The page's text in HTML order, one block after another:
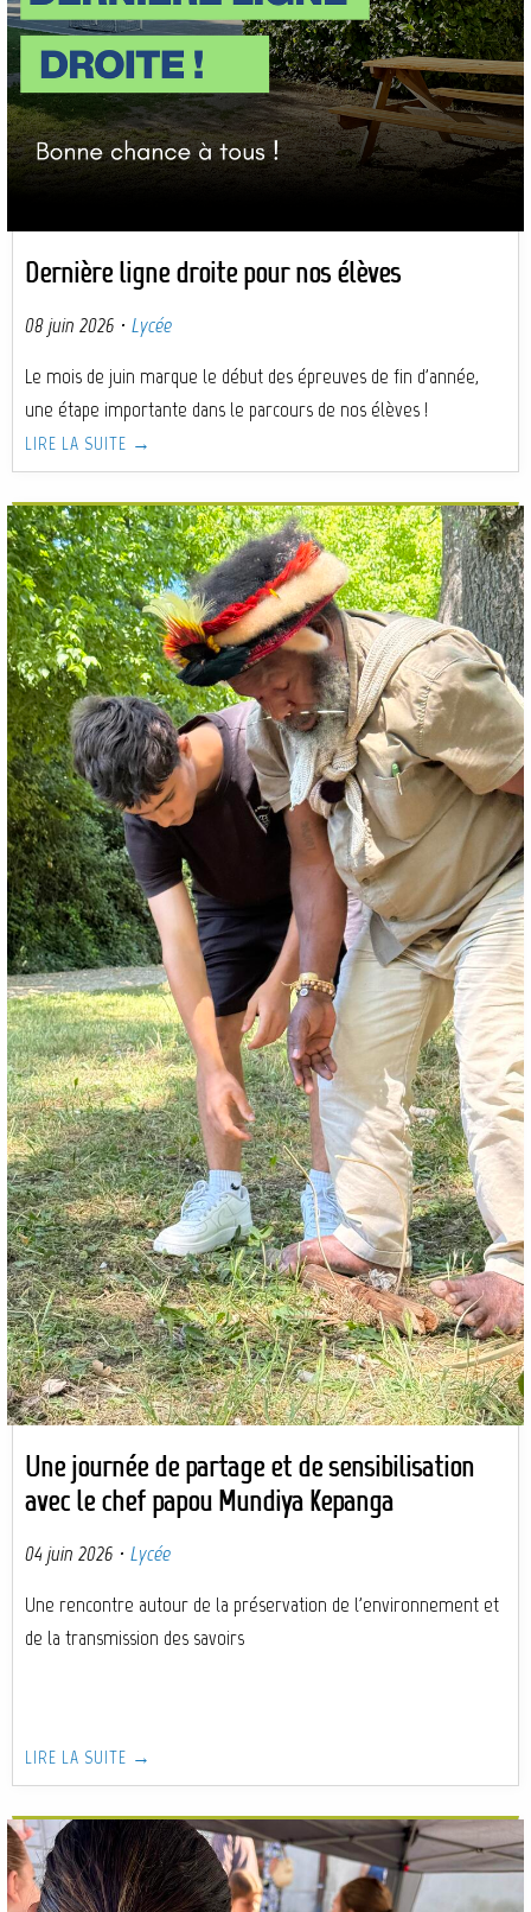
Dernière ligne droite pour nos élèves
08 juin 2026 · Lycée
Le mois de juin marque le début des épreuves de fin d'année,
une étape importante dans le parcours de nos élèves !
LIRE LA SUITE →
Une journée de partage et de sensibilisation
avec le chef papou Mundiya Kepanga
04 juin 2026 · Lycée
Une rencontre autour de la préservation de l'environnement et
de la transmission des savoirs
LIRE LA SUITE →